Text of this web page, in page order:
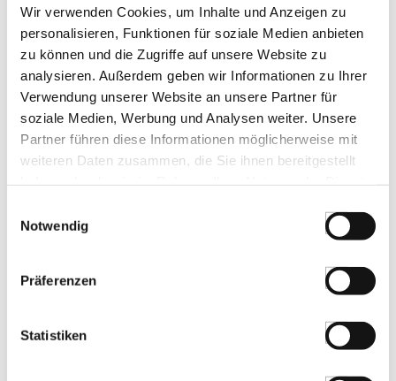
Wir verwenden Cookies, um Inhalte und Anzeigen zu
personalisieren, Funktionen für soziale Medien anbieten
zu können und die Zugriffe auf unsere Website zu
analysieren. Außerdem geben wir Informationen zu Ihrer
Verwendung unserer Website an unsere Partner für
soziale Medien, Werbung und Analysen weiter. Unsere
Partner führen diese Informationen möglicherweise mit
weiteren Daten zusammen, die Sie ihnen bereitgestellt
Notwendig
Präferenzen
Statistiken
LEBENSMITTELKENNZEICHNUNGEN
Ponthier Kokosnusspüree, mit Zucker, 1
kg
Art.Nr.:17233
AIYA Professionals - Chai for Latte,